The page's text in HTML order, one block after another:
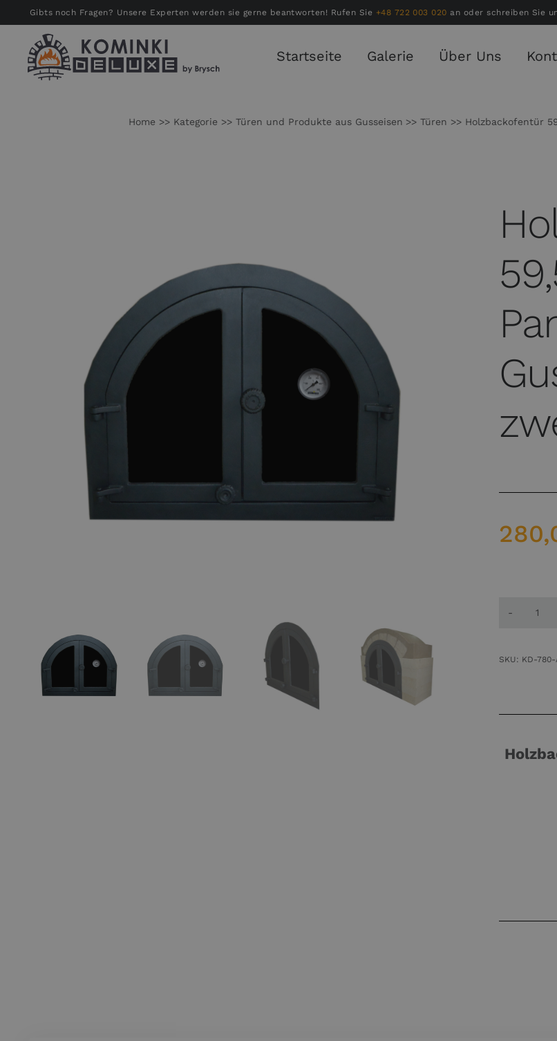
Inhalt
springen
Gibts noch Fragen? Unsere Experten werden sie gerne beantworten! Rufen Sie +48 722 003 020 an oder schreiben Sie
Startseite Galerie Über Uns
Home Kategorie Türen und Produkte aus Gusseisen Türen Holzbackofentür
SKU: KD-780-